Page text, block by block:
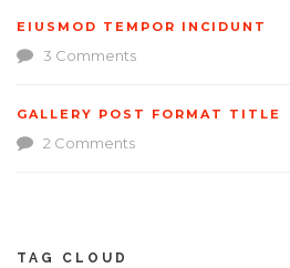
EIUSMOD TEMPOR INCIDUNT
3 Comments
GALLERY POST FORMAT TITLE
2 Comments
TAG CLOUD